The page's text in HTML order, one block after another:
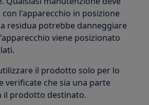
con l'apparecchio in posizione
residua potrebbe danneggiare
viene posizionato
il prodotto solo per lo
verificate che sia una parte
il prodotto destinato.